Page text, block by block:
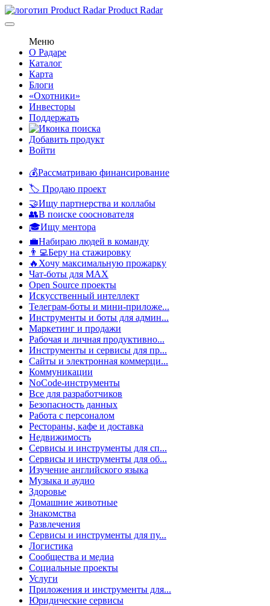
Product Radar
Меню
О Радаре
Каталог
Карта
Блоги
«Охотники»
Инвесторы
Поддержать
Добавить продукт
Войти
💰Рассматриваю финансирование
🏷️ Продаю проект
🤝Ищу партнерства и коллабы
👥В поиске сооснователя
🎓Ищу ментора
💼Набираю людей в команду
👨‍💻Беру на стажировку
🔥Хочу максимальную прожарку
Чат-боты для MAX
Open Source проекты
Искусственный интеллект
Телеграм-боты и мини-приложе...
Инструменты и боты для админ...
Маркетинг и продажи
Рабочая и личная продуктивно...
Инструменты и сервисы для пр...
Сайты и электронная коммерци...
Коммуникации
NoCode-инструменты
Все для разработчиков
Безопасность данных
Работа с персоналом
Рестораны, кафе и доставка
Недвижимость
Сервисы и инструменты для сп...
Сервисы и инструменты для об...
Изучение английского языка
Музыка и аудио
Здоровье
Домашние животные
Знакомства
Развлечения
Сервисы и инструменты для пу...
Логистика
Сообщества и медиа
Социальные проекты
Услуги
Приложения и инструменты для...
Юридические сервисы